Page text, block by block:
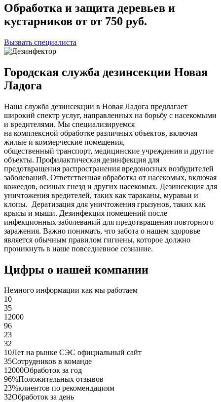
Обработка и защита деревьев и
кустарников от от 750 руб.
Вызвать специалиста
Городская служба дезинсекции Новая
Ладога
Наша служба дезинсекции в Новая Ладога предлагает
широкий спектр услуг, направленных на борьбу с насекомыми
и вредителями. Мы специализируемся
на комплексной обработке различных объектов, включая
жилые и коммерческие помещения,
общественный транспорт, медицинские учреждения и другие
объекты. Профилактическая дезинфекция для
предотвращения распространения вредоносных возбудителей
заболеваний. Ответственная обработка от насекомых, включая
кожеедов, осиных гнезд и других насекомых. Дезинсекция для
уничтожения вредителей, таких как тараканы, муравьи и
клопы. Дератизация для уничтожения грызунов, таких как
крысы и мыши. Дезинфекция помещений после
инфекционных заболеваний для предотвращения повторного
заражения. Важно понимать, что забота о нашем здоровье
является обычным правилом гигиены, которое должно
проникнуть в наше повседневное сознание.
Цифры о нашей компании
Немного информации как мы работаем
10
35
12000
96
23
32
10Лет на рынке СЭС официальный сайт
35Сотрудников в команде
12000Обработок за год
96%Положительных отзывов
23%клиентов по рекомендациям
32Обработок за день